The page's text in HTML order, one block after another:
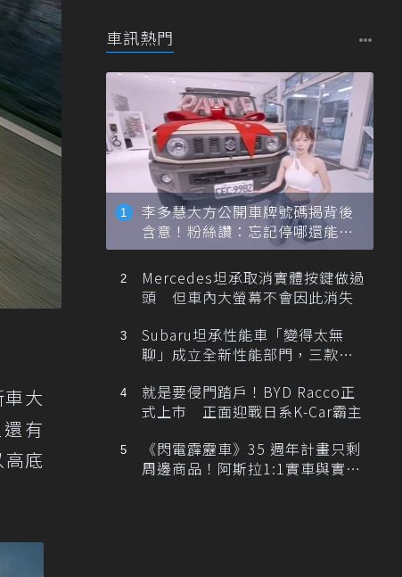
大
有
底
車訊熱門
李多慧大方公開車牌號碼揭背後
含意！粉絲讚：忘記停哪還能幫
忙找車
Mercedes坦承取消實體按鍵做過
頭 但車內大螢幕不會因此消失
Subaru坦承性能車「變得太無
聊」成立全新性能部門，三款手
就是要侵門踏戶！BYD Racco正
式上市 正面迎戰日系K-Car霸主
《閃電霹靂車》35 週年計畫只剩
周邊商品！阿斯拉1:1實車與實體